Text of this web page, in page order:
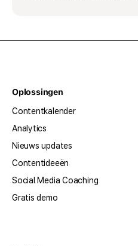
Oplossingen
Contentkalender
Analytics
Nieuws updates
Contentideeën
Social Media Coaching
Gratis demo